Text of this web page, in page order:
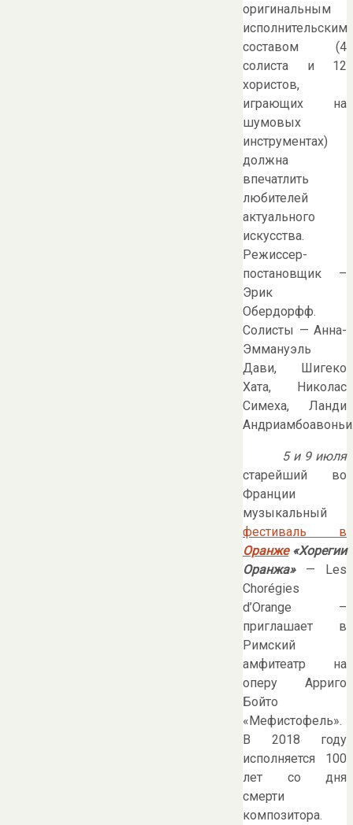
оригинальным
исполнительским
составом (4
солиста и 12
хористов,
играющих на
шумовых
инструментах)
должна
впечатлить
любителей
актуального
искусства.
Режиссер-
постановщик –
Эрик
Обердорфф.
Солисты — Анна-
Эммануэль
Дави, Шигеко
Хата, Николас
Симеха, Ланди
5 и 9 июля
старейший во
Франции
музыкальный
фестиваль в
Оранже «Хоpегии
Оpанжа»— Les
Chorégies
d’Orange –
приглашает в
Римский
амфитеатр на
оперу Арриго
Бойто
«Мефистофель».
В 2018 году
исполняется 100
лет со дня
смерти
композитора.